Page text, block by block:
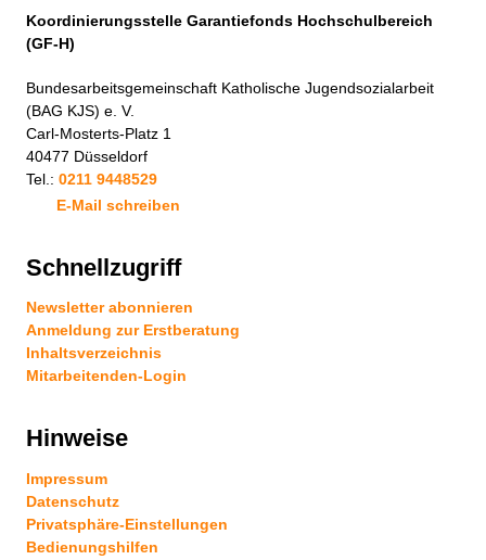
Koordinierungsstelle Garantiefonds Hochschulbereich
(GF-H)
Bundesarbeitsgemeinschaft Katholische Jugendsozialarbeit
(BAG KJS) e. V.
Carl-Mosterts-Platz 1
40477 Düsseldorf
Tel.: 0211 9448529
E-Mail schreiben
Schnellzugriff
Newsletter abonnieren
Anmeldung zur Erstberatung
Inhaltsverzeichnis
Mitarbeitenden-Login
Hinweise
Impressum
Datenschutz
Privatsphäre-Einstellungen
Bedienungshilfen